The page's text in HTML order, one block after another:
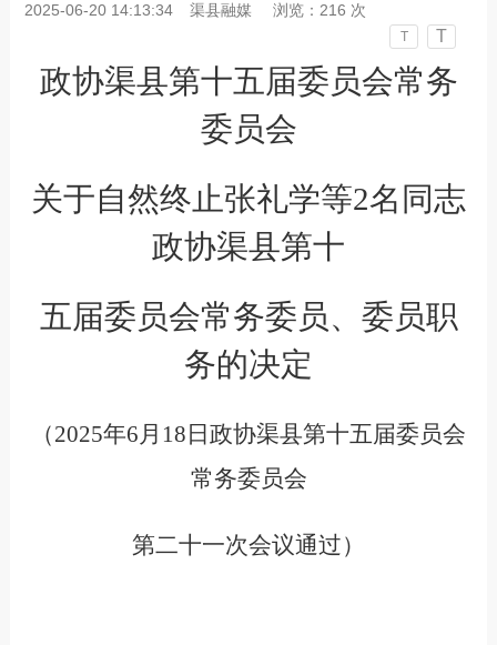
2025-06-20 14:13:34 渠县融媒 浏览： 216 次
T T
政协渠县第十五届委员会常务
委员会
关于自然终止张礼学等2名同志
政协渠县第十
五届委员会常务委员、委员职
务的决定
（2025年6月18日政协渠县第十五届委员会
常务委员会
第二十一次会议通过）